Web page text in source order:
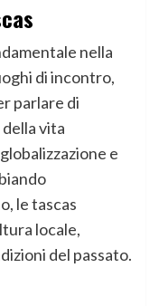
nella
di incontro,
parlare di
vita
e
le tascas
locale,
del passato.